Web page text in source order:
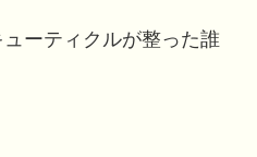
ーティクルが整った誰